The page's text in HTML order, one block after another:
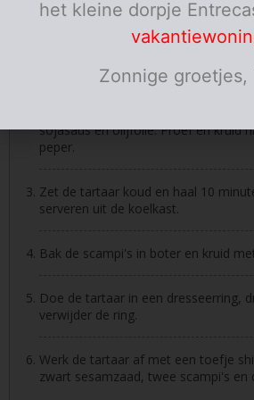
Instructies
Meng voor de tartaar, de tonijn, de
komkommer, de augurk en de lente-
sojasaus en olijfolie. Proef en kruid
peper.
Zet de tartaar koud en haal 10
serveren uit de koelkast.
Bak de scampi's in boter en kruid
Doe de tartaar in een dresseerring,
verwijder de ring.
Werk de tartaar af met een toefje
zwart sesamzaad, twee scampi's en
het kleine dorpje
Zonnige groetjes,